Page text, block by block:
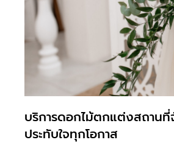
บริการดอกไม้ตกแต่งสถานที่
ประทับใจทุกโอกาส